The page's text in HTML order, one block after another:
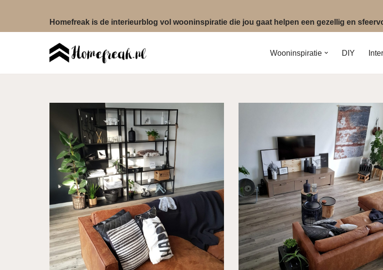
Homefreak is de interieurblog vol wooninspiratie die jou gaat helpen een gezellig en
Wooninspiratie DIY